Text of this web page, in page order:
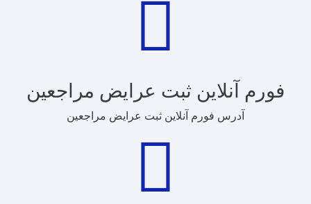
فورم آنلاین ثبت عرایض مراجعین
آدرس فورم آنلاین ثبت عرایض مراجعین